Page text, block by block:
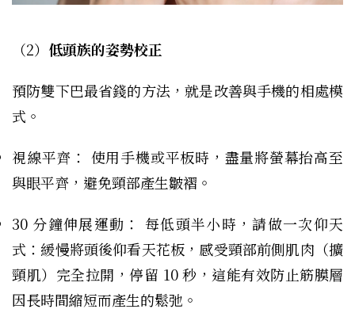
（2） 低頭族的姿勢校正
預防雙下巴最省錢的方法，就是改善與手機的相處模
式。
視線平齊： 使用手機或平板時，盡量將螢幕抬高至
與眼平齊，避免頸部產生皺褶。
30 分鐘伸展運動： 每低頭半小時，請做一次仰天
式：緩慢將頭後仰看天花板，感受頸部前側肌肉（擴
頸肌）完全拉開，停留 10 秒，這能有效防止筋膜層
因長時間縮短而產生的鬆弛。